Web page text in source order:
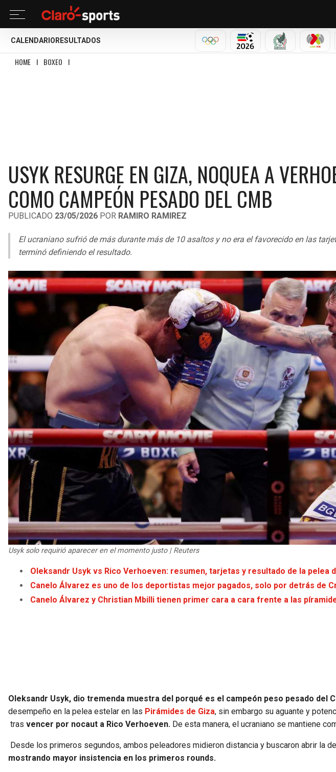
CALENDARIO RESULTADOS
OLÍMPICOSMUNDIAL 2026SELECCIÓNLIGA
HOME I BOXEO I
USYK RESURGE EN GIZA, NOQUEA A
COMO CAMPEÓN PESADO DEL CMB
PUBLICADO 23/05/2026 POR RAMIRO RAMIREZ
El ucraniano sufrió de más durante más de 10 asaltos y no era el favorecido en las
terminó definiendo el resultado.
Usyk solo requirió aparecer en el momento justo | Reuters
Oleksandr Usyk vs Rico Verhoeven: resumen, tarjetas y resultado de la pelea
Canelo Álvarez es uno de los deportistas mejor pagados, solo por detrás de
Canelo Álvarez y Christian Mbilli tienen primer cara a cara frente a las
Oleksandr Usyk, dio tremenda muestra del porqué es el campeón peso pesado del
desempeño en la pelea estelar en las Pirámides de Giza, sin embargo su aguante y
tras vencer por nocaut a Rico Verhoeven. De esta manera, el ucraniano se mantiene
Desde los primeros segundos, ambos peleadores midieron distancia y buscaron abrir la
mostrando mayor insistencia en los primeros rounds.